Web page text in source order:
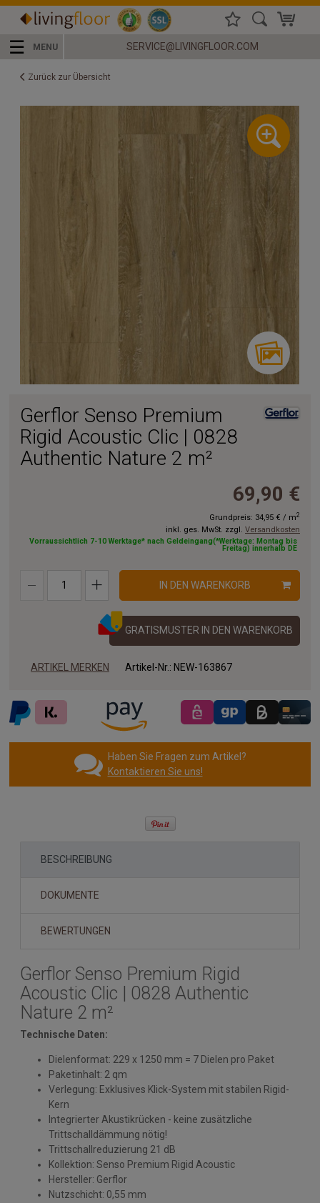
☰ MENU SERVICE@LIVINGFLOOR.COM
Zurück zur Übersicht
Gerflor Senso Premium
Rigid Acoustic Clic | 0828
Authentic Nature 2 m²
69,90 €
Grundpreis: 34,95 € / m2
inkl. ges. MwSt. zzgl. Versandkosten
Vorraussichtlich 7-10 Werktage* nach Geldeingang(*Werktage: Montag bis
Freitag) innerhalb DE
IN DEN WARENKORB
GRATISMUSTER IN DEN WARENKORB
ARTIKEL MERKEN Artikel-Nr.: NEW-163867
Haben Sie Fragen zum Artikel?
Kontaktieren Sie uns!
BESCHREIBUNG
DOKUMENTE
BEWERTUNGEN
Gerflor Senso Premium Rigid
Acoustic Clic | 0828 Authentic
Nature 2 m²
Technische Daten:
Dielenformat: 229 x 1250 mm = 7 Dielen pro Paket
Paketinhalt: 2 qm
Verlegung: Exklusives Klick-System mit stabilen Rigid-
Kern
Integrierter Akustikrücken - keine zusätzliche
Trittschalldämmung nötig!
Trittschallreduzierung 21 dB
Kollektion: Senso Premium Rigid Acoustic
Hersteller: Gerflor
Nutzschicht: 0,55 mm